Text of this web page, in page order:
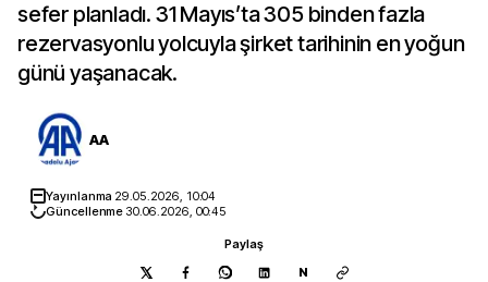
sefer planladı. 31 Mayıs’ta 305 binden fazla
rezervasyonlu yolcuyla şirket tarihinin en yoğun
günü yaşanacak.
AA
Yayınlanma 29.05.2026, 10:04
Güncellenme 30.06.2026, 00:45
Paylaş
N